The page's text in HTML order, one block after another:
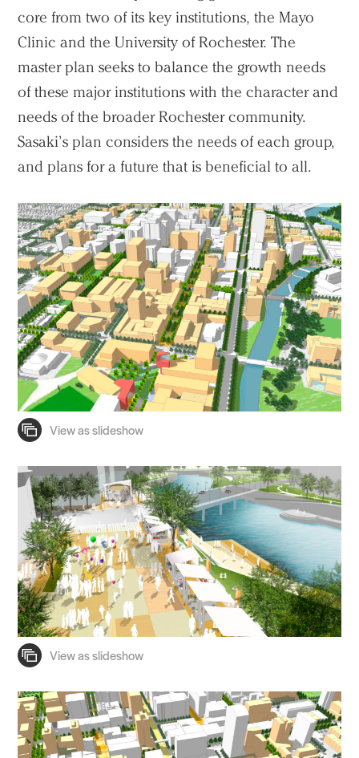
core from two of its key institutions, the Mayo
Clinic and the University of Rochester. The
master plan seeks to balance the growth needs
of these major institutions with the character and
needs of the broader Rochester community.
Sasaki’s plan considers the needs of each group,
and plans for a future that is beneficial to all.